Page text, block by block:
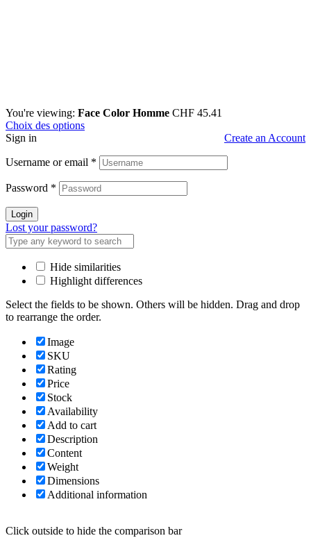
You're viewing: Face Color Homme CHF 45.41
Choix des options
Sign in
Create an Account
Username or email *
Password *
Login
Lost your password?
Hide similarities
Highlight differences
Select the fields to be shown. Others will be hidden. Drag and drop
to rearrange the order.
Image
SKU
Rating
Price
Stock
Availability
Add to cart
Description
Content
Weight
Dimensions
Additional information
Click outside to hide the comparison bar